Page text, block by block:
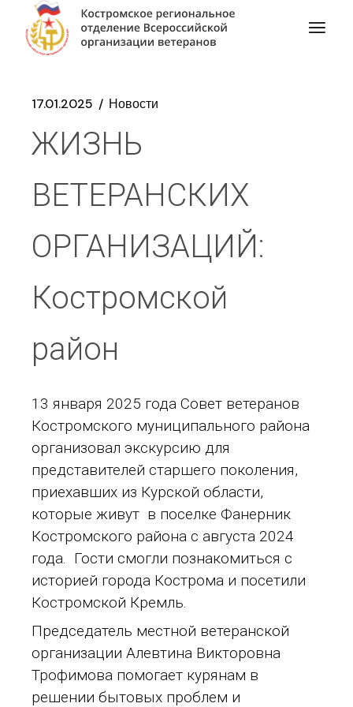
17.01.2025 Новости
ЖИЗНЬ
ВЕТЕРАНСКИХ
ОРГАНИЗАЦИЙ:
Костромской
район
13 января 2025 года Совет ветеранов
Костромского муниципального района
организовал экскурсию для
представителей старшего поколения,
приехавших из Курской области,
которые живут в поселке Фанерник
Костромского района с августа 2024
года. Гости смогли познакомиться с
историей города Кострома и посетили
Костромской Кремль.
Председатель местной ветеранской
организации Алевтина Викторовна
Трофимова помогает курянам в
решении бытовых проблем и